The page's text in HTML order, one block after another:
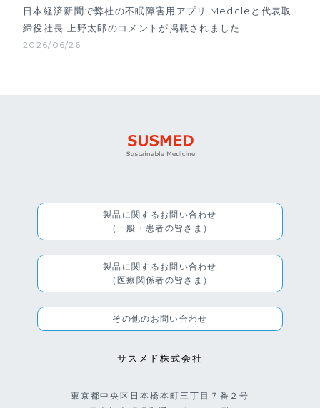
2026/06/26
日本経済新聞で弊社の不眠障害用アプリ Medcleと代表取
締役社長 上野太郎のコメントが掲載されました
製品に関するお問い合わせ
（一般・患者の皆さま）
製品に関するお問い合わせ
（医療関係者の皆さま）
その他のお問い合わせ
サスメド株式会社
東京都中央区日本橋本町三丁目７番２号